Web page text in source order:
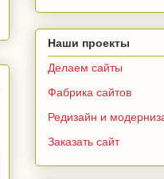
Наши проекты
Делаем сайты
Фабрика сайтов
Редизайн и
Заказать сайт